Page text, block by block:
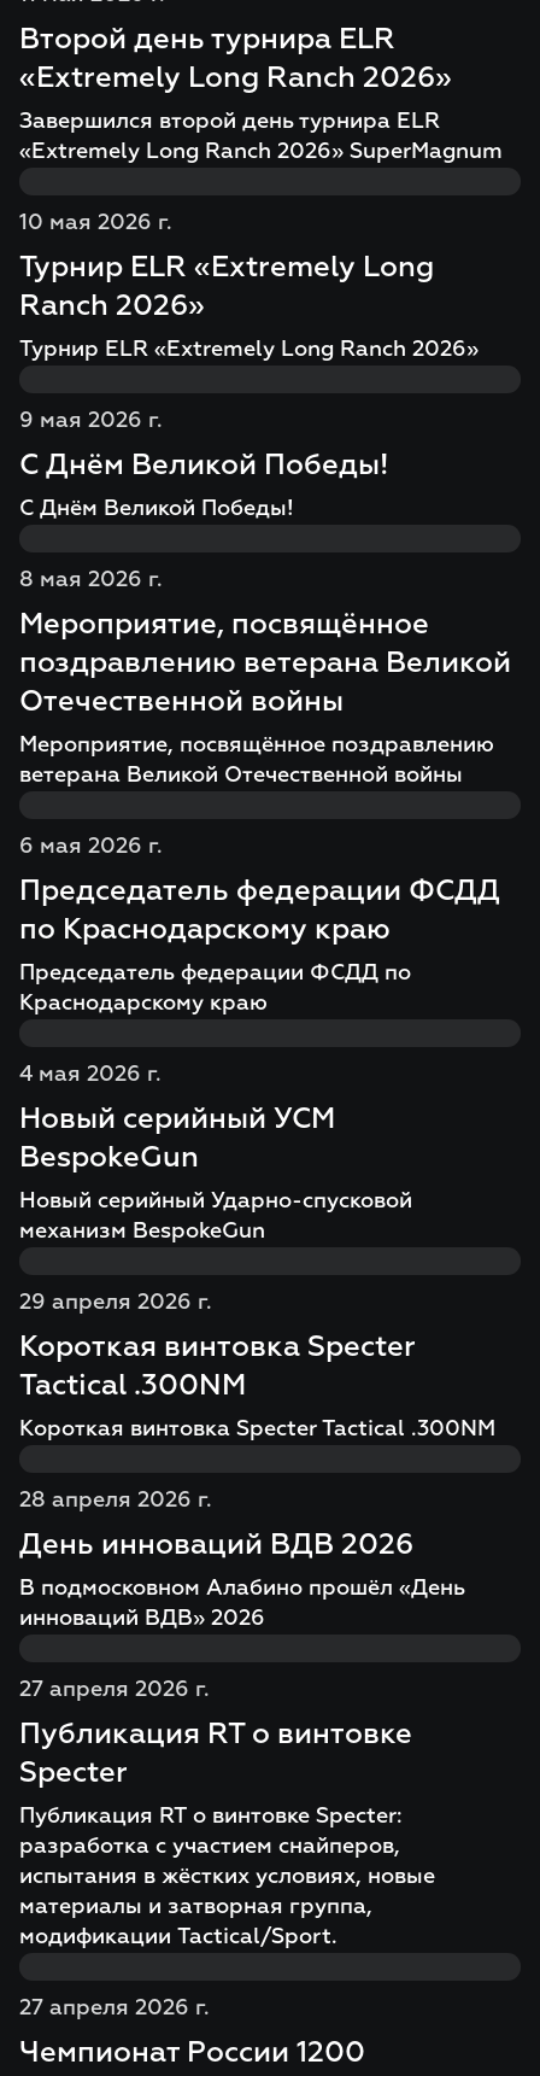
Второй день турнира ELR
«Extremely Long Ranch 2026»
Завершился второй день турнира ELR
«Extremely Long Ranch 2026» SuperMagnum
10 мая 2026 г.
Турнир ELR «Extremely Long
Ranch 2026»
Турнир ELR «Extremely Long Ranch 2026»
9 мая 2026 г.
С Днём Великой Победы!
С Днём Великой Победы!
8 мая 2026 г.
Мероприятие, посвящённое
поздравлению ветерана Великой
Отечественной войны
Мероприятие, посвящённое поздравлению
ветерана Великой Отечественной войны
6 мая 2026 г.
Председатель федерации ФСДД
по Краснодарскому краю
Председатель федерации ФСДД по
Краснодарскому краю
4 мая 2026 г.
Новый серийный УСМ
BespokeGun
Новый серийный Ударно-спусковой
механизм BespokeGun
29 апреля 2026 г.
Короткая винтовка Specter
Tactical .300NM
Короткая винтовка Specter Tactical .300NM
28 апреля 2026 г.
День инноваций ВДВ 2026
В подмосковном Алабино прошёл «День
инноваций ВДВ» 2026
27 апреля 2026 г.
Публикация RT о винтовке
Specter
Публикация RT о винтовке Specter:
разработка с участием снайперов,
испытания в жёстких условиях, новые
материалы и затворная группа,
модификации Tactical/Sport.
27 апреля 2026 г.
Чемпионат России 1200